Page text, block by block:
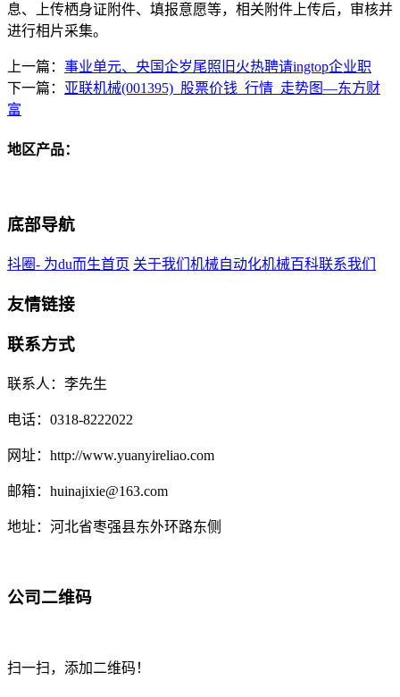
息、上传栖身证附件、填报意愿等，相关附件上传后，审核并
进行相片采集。
上一篇： 事业单元、央国企岁尾照旧火热聘请ingtop企业职
下一篇： 亚联机械(001395)_股票价钱_行情_走势图—东方财
富
地区产品：
底部导航
抖圈- 为du而生首页 关于我们 机械自动化机械百科联系我们
友情链接
联系方式
联系人：李先生
电话：0318-8222022
网址：http://www.yuanyireliao.com
邮箱：huinajixie@163.com
地址：河北省枣强县东外环路东侧
公司二维码
扫一扫，添加二维码！